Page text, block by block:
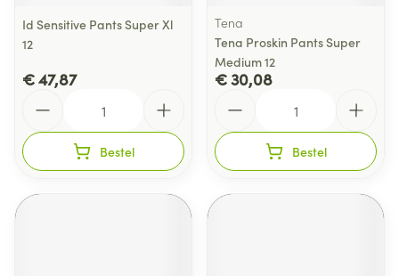
Id Sensitive Pants Super Xl
12
€ 47,87
Bestel
Tena
Tena Proskin Pants Super
Medium 12
€ 30,08
Bestel